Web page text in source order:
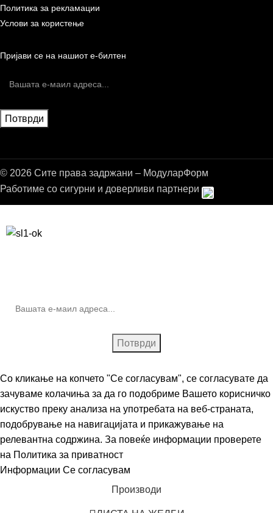
Политика за рекламации
Услови за користење
Пријави се на нашиот е-билтен
© 2026 Сите права задржани – МодуларФорм
Работиме со сигурни и доверливи партнери
Со кликање на копчето "Се согласувам", се согласувате да
зачуваме колачиња за да го подобриме Вашето корисничко
искуство преку анализа на употребата на веб-страната,
подобрување на навигацијата и прикажување на
релевантна содржина. За повеќе информации проверете
на Политика за приватност
Информации Се согласувам
Производи